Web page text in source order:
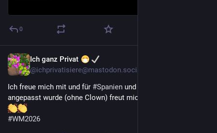
0
Ich ganz Privat
@ichprivatisiere@mastodon.social
Ich freue mich mit und für #Spanien und dass dass Siegerfoto
angepasst wurde (ohne Clown) freut mich noch viel mehr
#WM2026